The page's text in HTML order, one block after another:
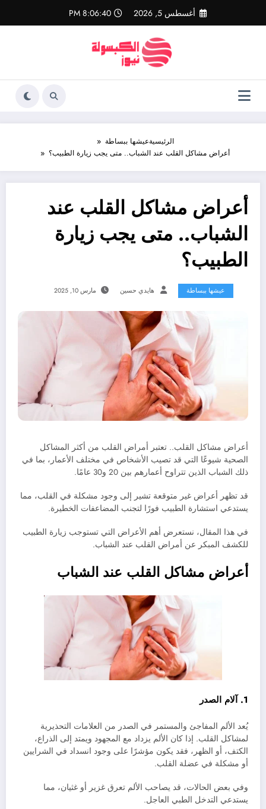
المحتوى
أغسطس 5, 2026 8:06:41 PM
الرئيسيةعيشها ببساطة
أعراض مشاكل القلب عند الشباب.. متى يجب زيارة الطبيب؟
أعراض مشاكل القلب عند
الشباب.. متى يجب زيارة
الطبيب؟
عيشها ببساطة هايدي حسين مارس 10, 2025
أعراض مشاكل القلب.. تعتبر أمراض القلب من أكثر المشاكل
الصحية شيوعًا التي قد تصيب الأشخاص في مختلف الأعمار، بما في
ذلك الشباب الذين تتراوح أعمارهم بين 20 و30 عامًا.
قد تظهر أعراض غير متوقعة تشير إلى وجود مشكلة في القلب، مما
يستدعي استشارة الطبيب فورًا لتجنب المضاعفات الخطيرة.
في هذا المقال، نستعرض أهم الأعراض التي تستوجب زيارة الطبيب
للكشف المبكر عن أمراض القلب عند الشباب.
أعراض مشاكل القلب عند الشباب
1. آلام الصدر
يُعد الألم المفاجئ والمستمر في الصدر من العلامات التحذيرية
لمشاكل القلب. إذا كان الألم يزداد مع المجهود ويمتد إلى الذراع،
الكتف، أو الظهر، فقد يكون مؤشرًا على وجود انسداد في الشرايين
أو مشكلة في عضلة القلب.
وفي بعض الحالات، قد يصاحب الألم تعرق غزير أو غثيان، مما
يستدعي التدخل الطبي العاجل.